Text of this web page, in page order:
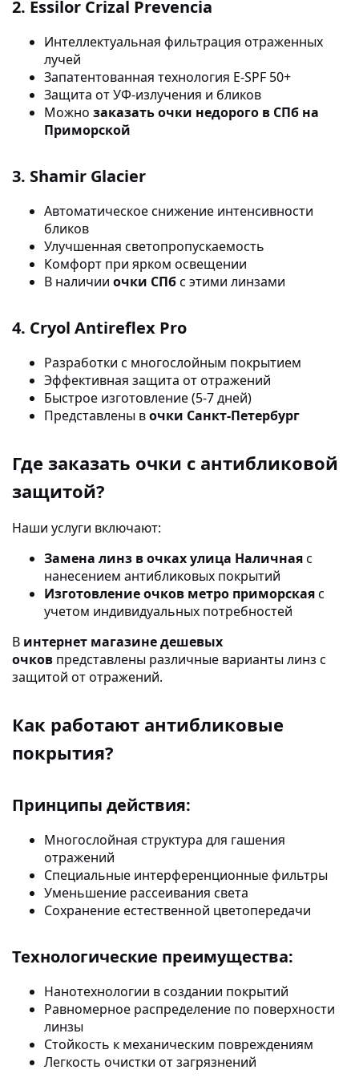
2. Essilor Crizal Prevencia
Интеллектуальная фильтрация отраженных
лучей
Запатентованная технология E-SPF 50+
Защита от УФ-излучения и бликов
Можно заказать очки недорого в СПб на
Приморской
3. Shamir Glacier
Автоматическое снижение интенсивности
бликов
Улучшенная светопропускаемость
Комфорт при ярком освещении
В наличии очки СПбс этими линзами
4. Cryol Antireflex Pro
Разработки с многослойным покрытием
Эффективная защита от отражений
Быстрое изготовление (5-7 дней)
Представлены вочки Санкт-Петербург
Где заказать очки с антибликовой
защитой?
Наши услуги включают:
Замена линз в очках улица Наличнаяс
нанесением антибликовых покрытий
Изготовление очков метро приморскаяс
учетом индивидуальных потребностей
В интернет магазине дешевых
очков представлены различные варианты линз с
защитой от отражений.
Как работают антибликовые
покрытия?
Принципы действия:
Многослойная структура для гашения
отражений
Специальные интерференционные фильтры
Уменьшение рассеивания света
Сохранение естественной цветопередачи
Технологические преимущества:
Нанотехнологии в создании покрытий
Равномерное распределение по поверхности
линзы
Стойкость к механическим повреждениям
Легкость очистки от загрязнений